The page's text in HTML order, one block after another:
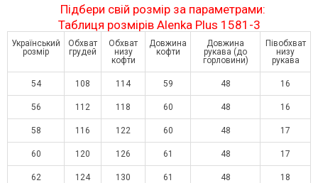
Підбери свій розмір за параметрами:
Таблиця розмірів Alenka Plus 1581-3
Український
розмір
Обхват
грудей
Обхват
низу
кофти
Довжина
кофти
Довжина
рукава (до
горловини)
Півобхват
низу
рукава
54 108 114 59 48 16
56 112 118 60 48 16
58 116 122 60 48 17
60 120 126 61 48 17
62 124 130 61 48 18